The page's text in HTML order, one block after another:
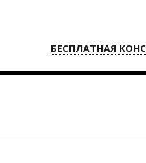
БЕСПЛАТНАЯ